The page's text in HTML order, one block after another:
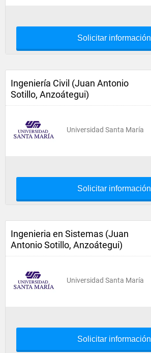
Solicitar información
Ingeniería Civil (Juan Antonio
Sotillo, Anzoátegui)
Universidad Santa María
Solicitar información
Ingenieria en Sistemas (Juan
Antonio Sotillo, Anzoátegui)
Universidad Santa María
Solicitar información